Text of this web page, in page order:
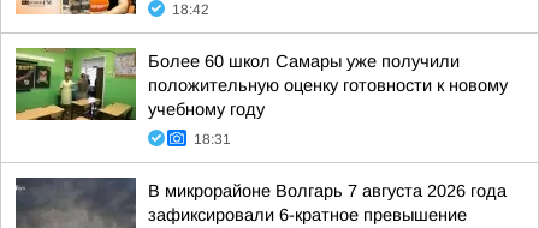
18:42
Более 60 школ Самары уже получили
положительную оценку готовности к новому
учебному году
18:31
В микрорайоне Волгарь 7 августа 2026 года
зафиксировали 6-кратное превышение